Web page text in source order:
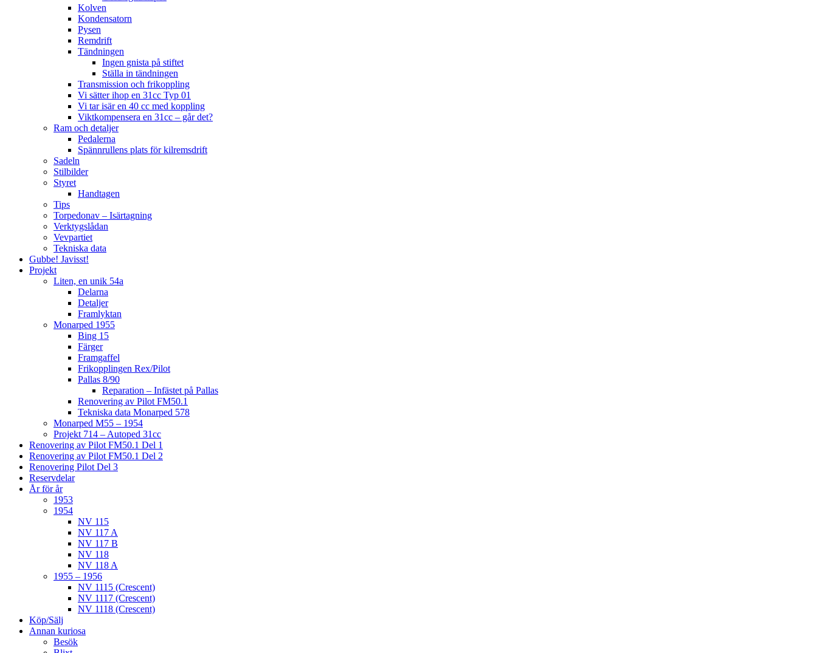
Kolven
Kondensatorn
Pysen
Remdrift
Tändningen
Ingen gnista på stiftet
Ställa in tändningen
Transmission och frikoppling
Vi sätter ihop en 31cc Typ 01
Vi tar isär en 40 cc med koppling
Viktkompensera en 31cc – går det?
Ram och detaljer
Pedalerna
Spännrullens plats för kilremsdrift
Sadeln
Stilbilder
Styret
Handtagen
Tips
Torpedonav – Isärtagning
Verktygslådan
Vevpartiet
Tekniska data
Gubbe! Javisst!
Projekt
Liten, en unik 54a
Delarna
Detaljer
Framlyktan
Monarped 1955
Bing 15
Färger
Framgaffel
Frikopplingen Rex/Pilot
Pallas 8/90
Reparation – Infästet på Pallas
Renovering av Pilot FM50.1
Tekniska data Monarped 578
Monarped M55 – 1954
Projekt 714 – Autoped 31cc
Renovering av Pilot FM50.1 Del 1
Renovering av Pilot FM50.1 Del 2
Renovering Pilot Del 3
Reservdelar
År för år
1953
1954
NV 115
NV 117 A
NV 117 B
NV 118
NV 118 A
1955 – 1956
NV 1115 (Crescent)
NV 1117 (Crescent)
NV 1118 (Crescent)
Köp/Sälj
Annan kuriosa
Besök